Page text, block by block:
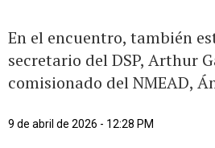
En el encuentro, también
secretario del DSP, Arthur
comisionado del NMEAD,
9 de abril de 2026 - 12:28 PM